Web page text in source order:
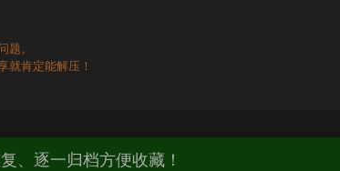
。
肯定能解压！
、逐一归档方便收藏！